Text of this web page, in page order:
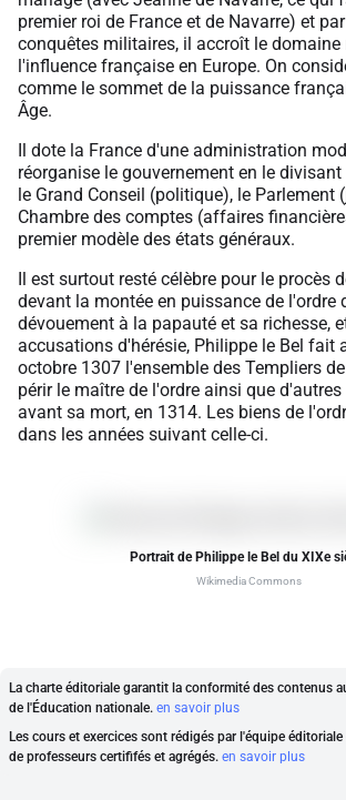
premier roi de France et de Navarre) et
conquêtes militaires, il accroît le domaine
l'influence française en Europe. On
comme le sommet de la puissance
Âge.
Il dote la France d'une administration
réorganise le gouvernement en le
le Grand Conseil (politique), le Parlement
Chambre des comptes (affaires
premier modèle des états généraux.
Il est surtout resté célèbre pour le procès
devant la montée en puissance de l'ordre
dévouement à la papauté et sa richesse,
accusations d'hérésie, Philippe le Bel fait
octobre 1307 l'ensemble des Templiers
périr le maître de l'ordre ainsi que
avant sa mort, en 1314. Les biens de
dans les années suivant celle-ci.
Portrait de Philippe le Bel du XIXe
Wikimedia Commons
La charte éditoriale garantit la conformité des contenus
de l'Éducation nationale. en savoir plus
Les cours et exercices sont rédigés par l'équipe
de professeurs certififés et agrégés. en savoir plus